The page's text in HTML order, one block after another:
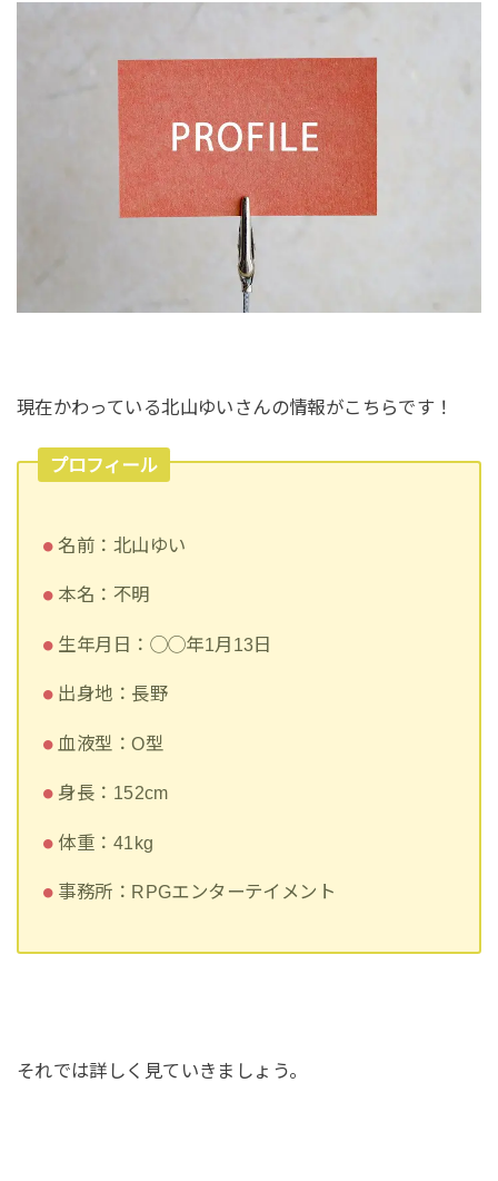
現在かわっている北山ゆいさんの情報がこちらです！
プロフィール
名前：北山ゆい
本名：不明
生年月日：◯◯年1月13日
出身地：長野
血液型：O型
身長：152cm
体重：41kg
事務所：RPGエンターテイメント
それでは詳しく見ていきましょう。